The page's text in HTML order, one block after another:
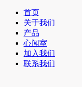
首页
关于我们
产品
心闻室
加入我们
联系我们